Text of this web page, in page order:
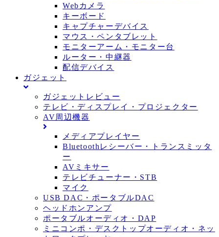
Webカメラ
キーボード
キャプチャーデバイス
マウス・ペンタブレット
モニターアーム・モニター台
ルーター・中継器
配信デバイス
ガジェット
ガジェットレビュー
テレビ・ディスプレイ・プロジェクター
AV周辺機器
メディアプレイヤー
Bluetoothレシーバー・トランスミッタ
ー
AVミキサー
テレビチューナー・STB
マイク
USB DAC・ポータブルDAC
ヘッドホンアンプ
ポータブルオーディオ・DAP
ミニコンポ・デスクトップオーディオ・ネッ